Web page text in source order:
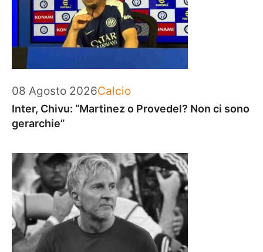
08 Agosto 2026Categorie
Calcio
Inter, Chivu: “Martinez o Provedel? Non ci sono
gerarchie”